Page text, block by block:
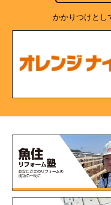
かかりつけとし